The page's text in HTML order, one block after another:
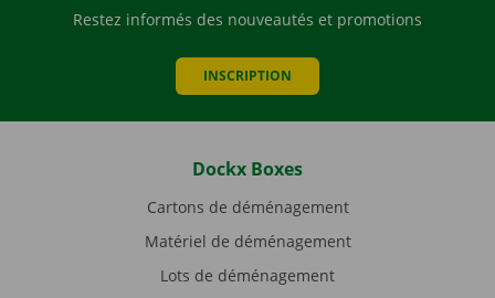
Restez informés des nouveautés et promotions
INSCRIPTION
Dockx Boxes
Cartons de déménagement
Matériel de déménagement
Lots de déménagement